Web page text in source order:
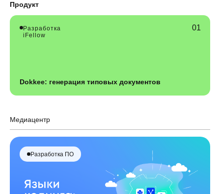
Продукт
Разработка
iFellow
Dokkee: генерация типовых документов
Медиацентр
Разработка ПО